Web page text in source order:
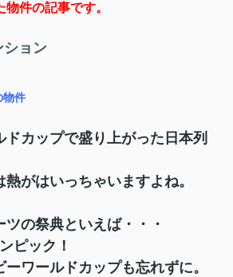
件の記事です。
ション
物件
カップで盛り上がった日本列
熱がはいっちゃいますよね。
の祭典といえば・・・
ピック！
ワールドカップも忘れずに。